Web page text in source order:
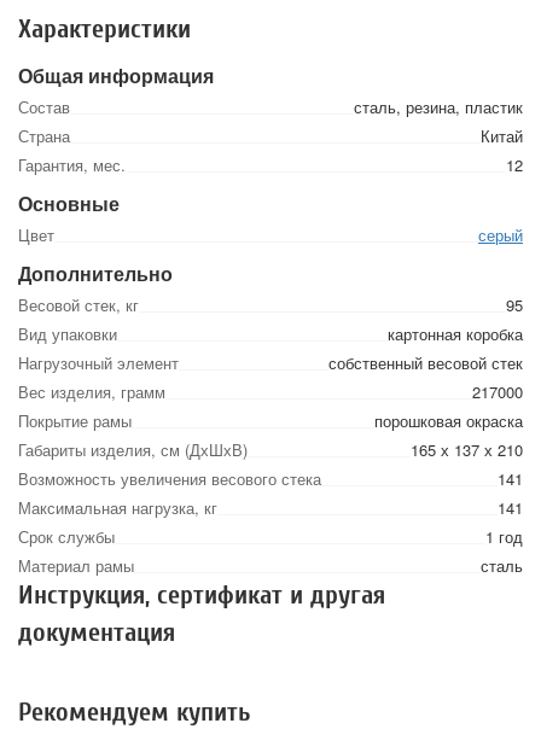
Характеристики
Общая информация
Состав
сталь, резина, пластик
Страна
Китай
Гарантия, мес.
12
Основные
Цвет серый
Дополнительно
Весовой стек, кг
95
Вид упаковки
картонная коробка
Нагрузочный элемент
собственный весовой стек
Вес изделия, грамм
217000
Покрытие рамы
порошковая окраска
Габариты изделия, см (ДхШхВ)
165 х 137 х 210
Возможность увеличения весового стека
141
Максимальная нагрузка, кг
141
Срок службы
1 год
Материал рамы
сталь
Инструкция, сертификат и другая
документация
Рекомендуем купить